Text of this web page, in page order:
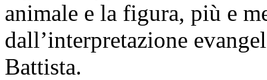
animale e la figura, più e
dall’interpretazione
Battista.